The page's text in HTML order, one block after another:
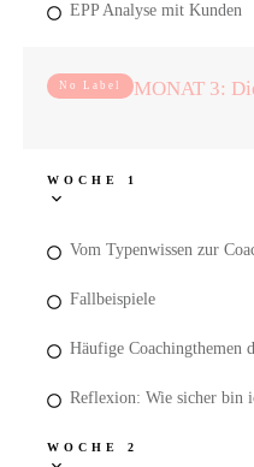
EPP Analyse mit Kunden
No Label MONAT 3:
WOCHE 1
Vom Typenwissen zur
Fallbeispiele
Häufige Coachingthemen
Reflexion: Wie sicher bin
WOCHE 2